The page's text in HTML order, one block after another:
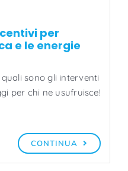
per
e le energie
sono gli interventi
per chi ne usufruisce!
CONTINUA